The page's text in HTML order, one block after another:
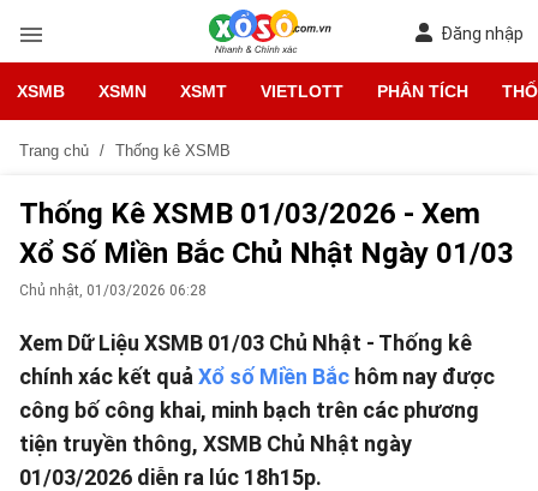
Đăng nhập
XSMB XSMN XSMT VIETLOTT PHÂN TÍCH
Trang chủ Thống kê XSMB
Thống Kê XSMB 01/03/2026 - Xem
Xổ Số Miền Bắc Chủ Nhật Ngày 01/03
Chủ nhật, 01/03/2026 06:28
Xem Dữ Liệu XSMB 01/03 Chủ Nhật - Thống kê
chính xác kết quả Xổ số Miền Bắc hôm nay được
công bố công khai, minh bạch trên các phương
tiện truyền thông, XSMB Chủ Nhật ngày
01/03/2026 diễn ra lúc 18h15p.